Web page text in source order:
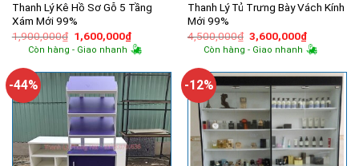
Thanh Lý Kê Hồ Sơ Gỗ 5 Tầng
Xám Mới 99%
1,900,000₫ Giá
gốc
là:
1,600,000₫Giá
hiện
tại
1,600,000₫.
Còn hàng - Giao nhanh
Thanh Lý Tủ Trưng Bày Vách Kính
Mới 99%
4,500,000₫ Giá
gốc
là:
3,600,000₫Giá
hiện
tại
Còn hàng - Giao nhanh
-44% -12%